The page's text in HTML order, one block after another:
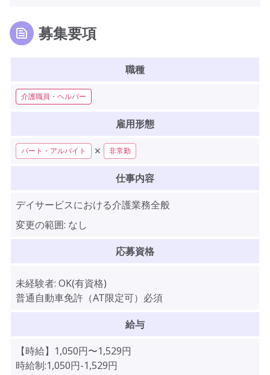
募集要項
職種
介護職員・ヘルパー
雇用形態
パート・アルバイト ✕ 非常勤
仕事内容
デイサービスにおける介護業務全般
変更の範囲: なし
応募資格
未経験者: OK(有資格)
普通自動車免許（AT限定可）必須
給与
【時給】 1,050円〜1,529円
時給制:1,050円-1,529円